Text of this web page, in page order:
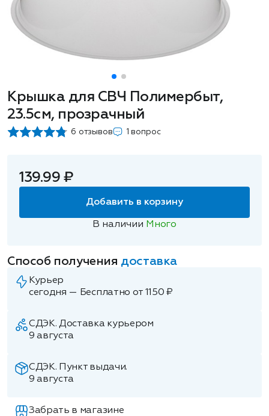
Крышка для СВЧ Полимербыт,
23.5см, прозрачный
6 отзывов 1 вопрос
139.99 ₽
Добавить в корзину
В наличии Много
Способ получения доставка
Курьер
сегодня — Бесплатно от 1150 ₽
СДЭК. Доставка курьером
9 августа
СДЭК. Пункт выдачи.
9 августа
Забрать в магазине